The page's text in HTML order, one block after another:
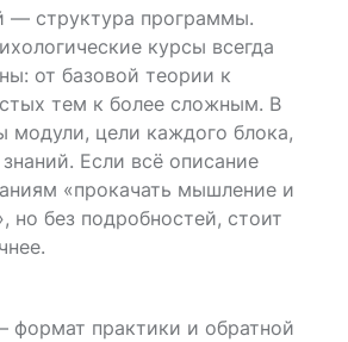
— структура программы.
курсы всегда
от базовой теории к
тем к более сложным. В
модули, цели каждого блока,
Если всё описание
«прокачать мышление и
но без подробностей, стоит
формат практики и обратной